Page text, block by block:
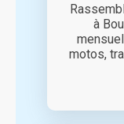
à
motos,